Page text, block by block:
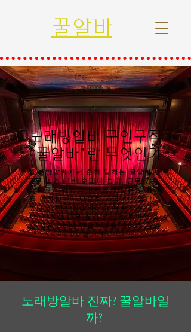
꿀알바
노래방알바 구인구직
"꿀알바"란 무엇인가
노래방알바에서 흔히 말하는 꿀알바란
근무 조건 대비 수입이 높고, 근무 강도·
스트레스·리스크가 비교적 낮은 일자리
를 의미합니다.단순히 시급이나 일당이
높다고 해서 꿀알바라고 부르지는 않으
며, 안전성·근무 환경·정산의 투명성·출
근 자유도까지 종합적으로 고려해 판단
합니다.
노래방알바 진짜? 꿀알바일
까?